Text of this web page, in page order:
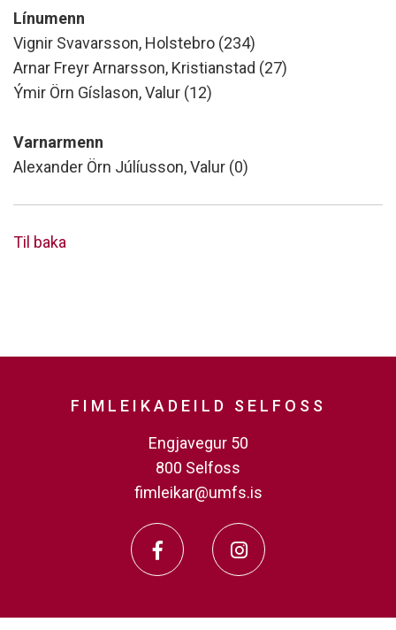
Línumenn
Vignir Svavarsson, Holstebro (234)
Arnar Freyr Arnarsson, Kristianstad (27)
Ýmir Örn Gíslason, Valur (12)
Varnarmenn
Alexander Örn Júlíusson, Valur (0)
Til baka
FIMLEIKADEILD SELFOSS
Engjavegur 50
800 Selfoss
fimleikar@umfs.is